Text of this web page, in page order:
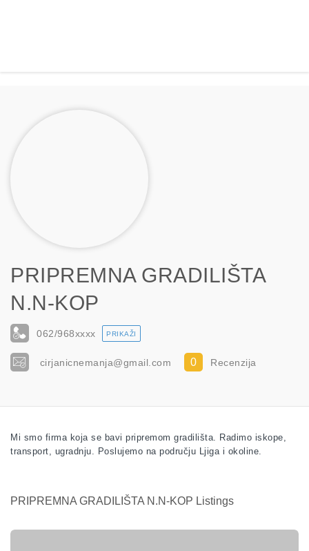
PRIPREMNA GRADILIŠTA
N.N-KOP
062/968xxxx PRIKAŽI
cirjanicnemanja@gmail.com 0 Recenzija
Mi smo firma koja se bavi pripremom gradilišta. Radimo iskope,
transport, ugradnju. Poslujemo na području Ljiga i okoline.
PRIPREMNA GRADILIŠTA N.N-KOP Listings